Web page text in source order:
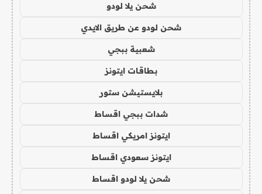
شحن يلا لودو
شحن لودو عن طريق الايدي
شعبية ببجي
بطاقات ايتونز
بلايستيشن ستور
شدات ببجي اقساط
ايتونز امريكي اقساط
ايتونز سعودي اقساط
شحن يلا لودو اقساط